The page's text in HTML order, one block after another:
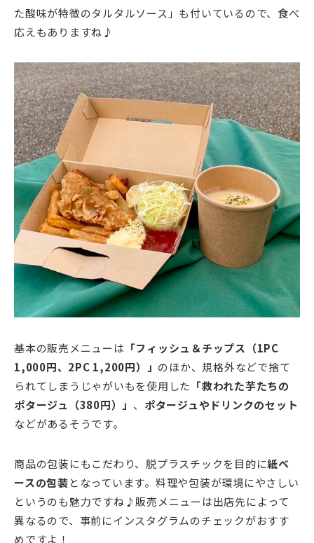
た酸味が特徴のタルタルソース」も付いているので、食べ
応えもありますね♪
基本の販売メニューは 「フィッシュ＆チップス（1PC
1,000円、2PC 1,200円）」 のほか、規格外などで捨て
られてしまうじゃがいもを使用した 「救われた芋たちの
ポタージュ（380円）」 、 ポタージュやドリンクのセット
などがあるそうです。
商品の包装にもこだわり、脱プラスチックを目的に紙ベ
ースの包装となっています。料理や包装が環境にやさしい
というのも魅力ですね♪販売メニューは出店先によって
異なるので、事前にインスタグラムのチェックがおすす
めですよ！